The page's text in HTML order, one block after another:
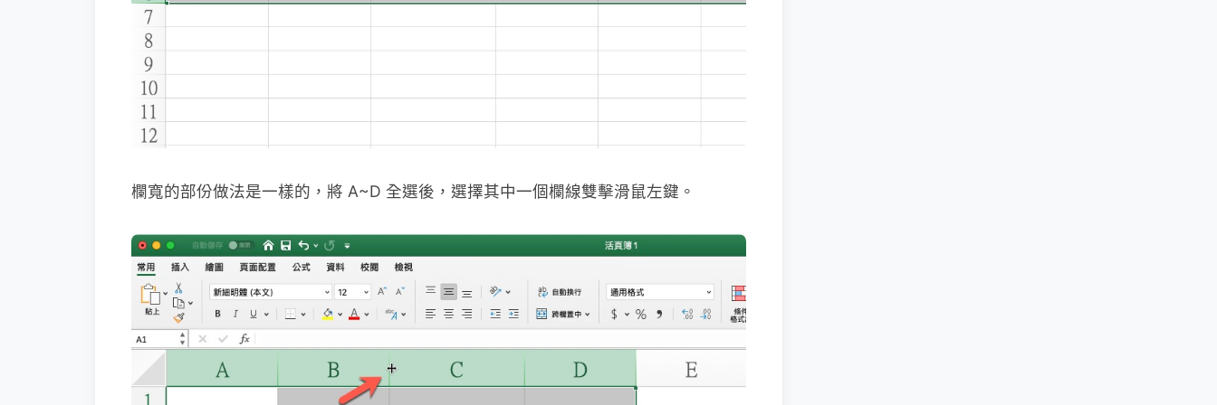
欄寬的部份做法是一樣的，將 A~D 全選後，選擇其中一個欄線雙擊滑鼠左鍵。